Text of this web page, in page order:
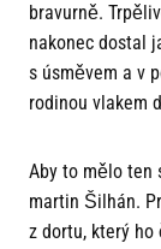
bravurně.
nakonec dostal
s úsměvem a v
rodinou vlakem
Aby to mělo ten
martin Šilhán.
z dortu, který ho